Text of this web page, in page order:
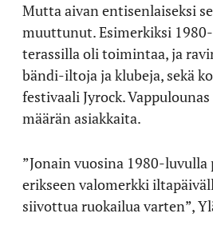
Mutta aivan entisenlaiseksi
muuttunut. Esimerkiksi
terassilla oli toimintaa, ja
bändi-iltoja ja klubeja, sekä
festivaali Jyrock.
määrän asiakkaita.
”Jonain vuosina 1980-
erikseen valomerkki
siivottua ruokailua varten”,